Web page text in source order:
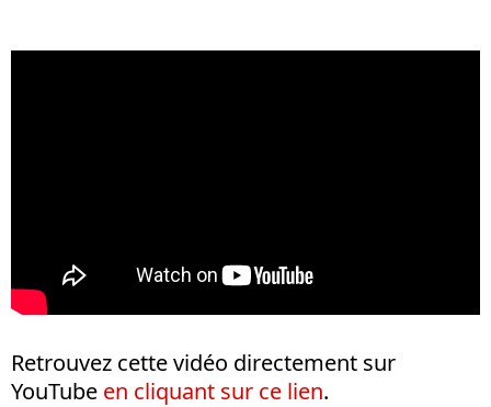
Retrouvez cette vidéo directement sur
YouTube en cliquant sur ce lien.